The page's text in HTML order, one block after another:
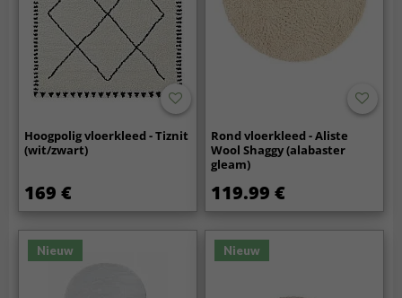
Hoogpolig vloerkleed - Tiznit
(wit/zwart)
169 €
Rond vloerkleed - Aliste
Wool Shaggy (alabaster
gleam)
119.99 €
Nieuw Nieuw